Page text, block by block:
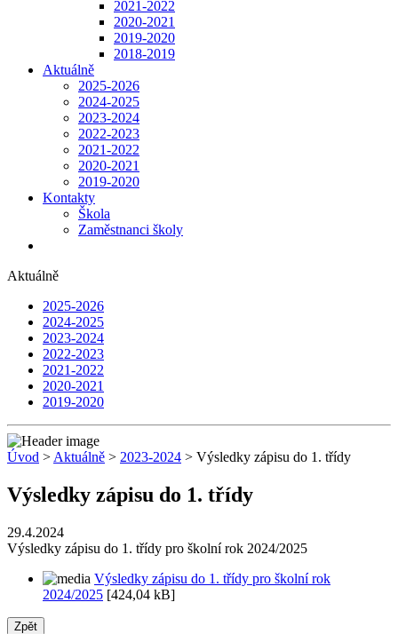
2021-2022
2020-2021
2019-2020
2018-2019
Aktuálně
2025-2026
2024-2025
2023-2024
2022-2023
2021-2022
2020-2021
2019-2020
Kontakty
Škola
Zaměstnanci školy
Aktuálně
2025-2026
2024-2025
2023-2024
2022-2023
2021-2022
2020-2021
2019-2020
Úvod > Aktuálně > 2023-2024 > Výsledky zápisu do 1. třídy
Výsledky zápisu do 1. třídy
29.4.2024
Výsledky zápisu do 1. třídy pro školní rok 2024/2025
Výsledky zápisu do 1. třídy pro školní rok
2024/2025 [424,04 kB]
Zpět